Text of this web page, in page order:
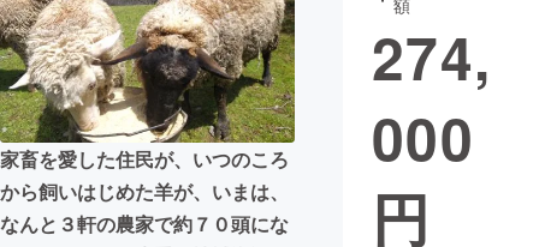
テクノロジー・ガジェット ゲーム・サ
映像・映画
ビジネス・起業
まちづくり・地域活性化
家畜を愛した住民が、いつのころ
から飼いはじめた羊が、いまは、
なんと３軒の農家で約７０頭にな
額
274,
000
円